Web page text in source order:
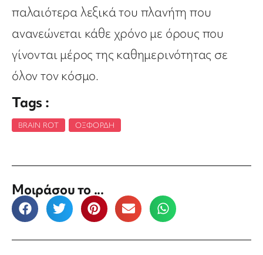
παλαιότερα λεξικά του πλανήτη που
ανανεώνεται κάθε χρόνο με όρους που
γίνονται μέρος της καθημερινότητας σε
όλον τον κόσμο.
Tags :
BRAIN ROT ΟΞΦΌΡΔΗ
Μοιράσου το ...